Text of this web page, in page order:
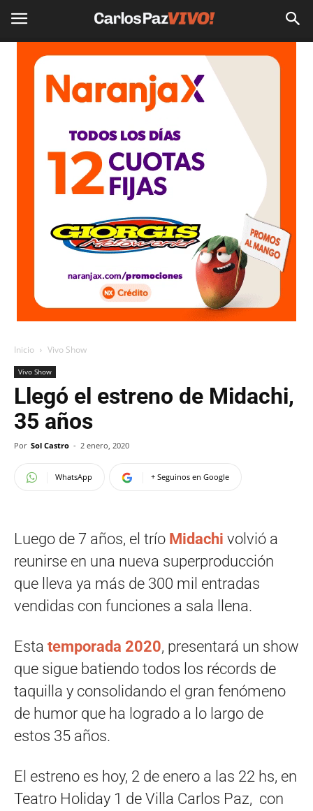
Inicio Vivo Show
Vivo Show
Llegó el estreno de Midachi,
35 años
Por Sol Castro - 2 enero, 2020
WhatsApp + Seguinos en Google
Luego de 7 años, el trío Midachi volvió a
reunirse en una nueva superproducción
que lleva ya más de 300 mil entradas
vendidas con funciones a sala llena.
Esta temporada 2020, presentará un show
que sigue batiendo todos los récords de
taquilla y consolidando el gran fenómeno
de humor que ha logrado a lo largo de
estos 35 años.
El estreno es hoy, 2 de enero a las 22 hs, en
Teatro Holiday 1 de Villa Carlos Paz, con